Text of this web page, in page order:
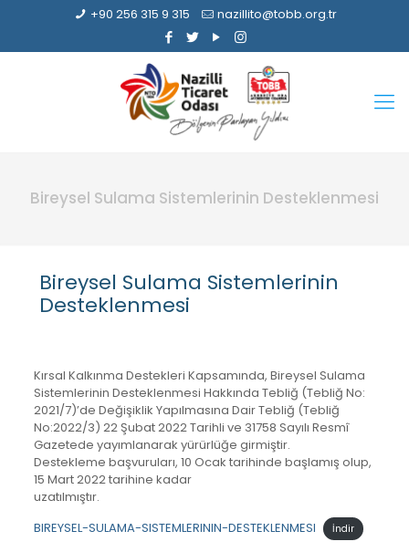
+90 256 315 9 315 nazillito@tobb.org.tr
Bireysel Sulama Sistemlerinin Desteklenmesi
Bireysel Sulama Sistemlerinin
Desteklenmesi
Kırsal Kalkınma Destekleri Kapsamında, Bireysel Sulama
Sistemlerinin Desteklenmesi Hakkında Tebliğ (Tebliğ No:
2021/7)’de Değişiklik Yapılmasına Dair Tebliğ (Tebliğ
No:2022/3) 22 Şubat 2022 Tarihli ve 31758 Sayılı Resmî
Gazetede yayımlanarak yürürlüğe girmiştir.
Destekleme başvuruları, 10 Ocak tarihinde başlamış olup,
15 Mart 2022 tarihine kadar
uzatılmıştır.
BIREYSEL-SULAMA-SISTEMLERININ-DESTEKLENMESI
İndir